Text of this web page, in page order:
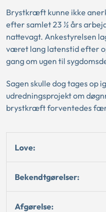
Brystkræft kunne ikke
efter samlet 23 ½ års
nattevagt. Ankestyrelsen
været lang latenstid efter
gang om ugen til
Sagen skulle dog tages op
udredningsprojekt om
brystkræft forventedes
Love:
Bekendtgørelser:
Afgørelse: